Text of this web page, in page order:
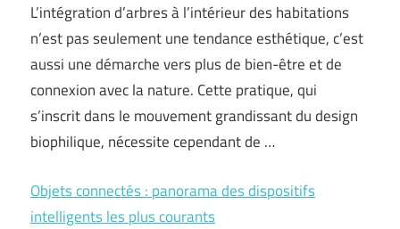
L’intégration d’arbres à l’intérieur des habitations
n’est pas seulement une tendance esthétique, c’est
aussi une démarche vers plus de bien-être et de
connexion avec la nature. Cette pratique, qui
s’inscrit dans le mouvement grandissant du design
biophilique, nécessite cependant de …
Objets connectés : panorama des dispositifs
intelligents les plus courants